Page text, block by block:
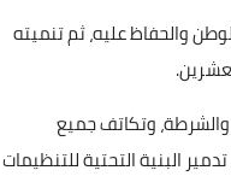
والحفاظ عليه، ثم تنميته
والشرطة، وتكاتف جميع
البنية التحتية للتنظيمات